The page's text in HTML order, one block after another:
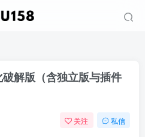
解版（含独立版与插件
关注 私信